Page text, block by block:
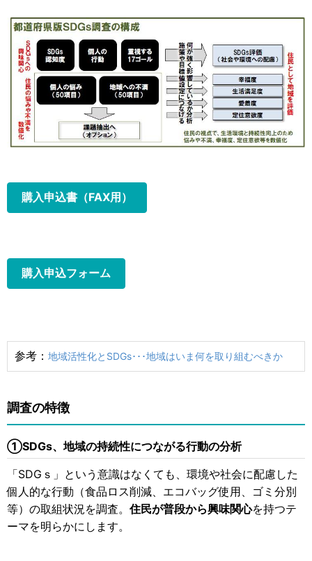
購入申込書（FAX用）
購入申込フォーム
参考： 地域活性化とSDGs･･･地域はいま何を取り組むべきか
調査の特徴
①SDGs、地域の持続性につながる行動の分析
「SDGｓ」という意識はなくても、環境や社会に配慮した
個人的な行動（食品ロス削減、エコバッグ使用、ゴミ分別
等）の取組状況を調査。 住民が普段から興味関心を持つテ
ーマを明らかにします。